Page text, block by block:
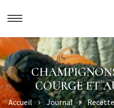
COURGE ET
Accueil Journal